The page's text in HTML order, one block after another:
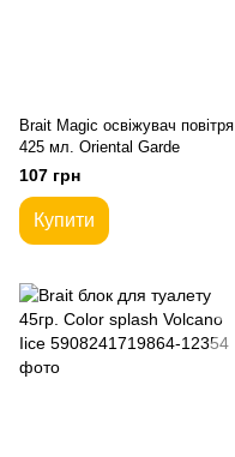
Brait Magic освіжувач повітря
425 мл. Oriental Garde
107 грн
Купити